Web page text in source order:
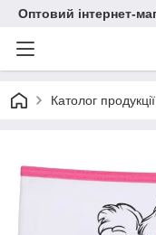
Оптовий інтернет-
Католог продукції